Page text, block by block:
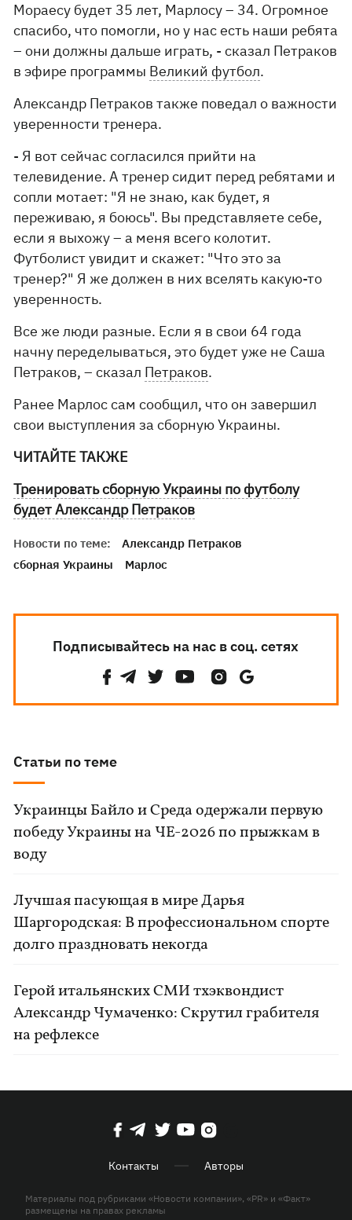
Мораесу будет 35 лет, Марлосу – 34. Огромное
спасибо, что помогли, но у нас есть наши ребята
– они должны дальше играть, - сказал Петраков
в эфире программы Великий футбол.
Александр Петраков также поведал о важности
уверенности тренера.
- Я вот сейчас согласился прийти на
телевидение. А тренер сидит перед ребятами и
сопли мотает: "Я не знаю, как будет, я
переживаю, я боюсь". Вы представляете себе,
если я выхожу – а меня всего колотит.
Футболист увидит и скажет: "Что это за
тренер?" Я же должен в них вселять какую-то
уверенность.
Все же люди разные. Если я в свои 64 года
начну переделываться, это будет уже не Саша
Петраков, – сказал Петраков.
Ранее Марлос сам сообщил, что он завершил
свои выступления за сборную Украины.
ЧИТАЙТЕ ТАКЖЕ
Тренировать сборную Украины по футболу
будет Александр Петраков
Новости по теме:
Александр Петраков
сборная Украины
Марлос
Подписывайтесь на нас в соц. сетях
Статьи по теме
Украинцы Байло и Среда одержали первую
победу Украины на ЧЕ-2026 по прыжкам в
воду
Лучшая пасующая в мире Дарья
Шаргородская: В профессиональном спорте
долго праздновать некогда
Герой итальянских СМИ тхэквондист
Александр Чумаченко: Скрутил грабителя
на рефлексе
Контакты Авторы
Материалы под рубриками «Новости компании», «PR» и «Факт»
размещены на правах рекламы